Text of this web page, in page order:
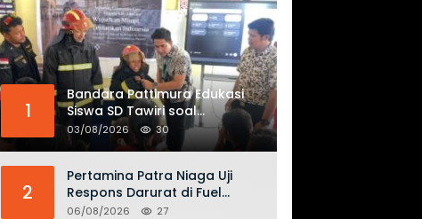
1
Bandara Pattimura Edukasi
Siswa SD Tawiri soal
Keselamatan Penerbangan
dan Bahaya Bermain Layang-
03/08/2026 30
2
Pertamina Patra Niaga Uji
Respons Darurat di Fuel
Terminal Biak, Antisipasi Risiko
06/08/2026 27